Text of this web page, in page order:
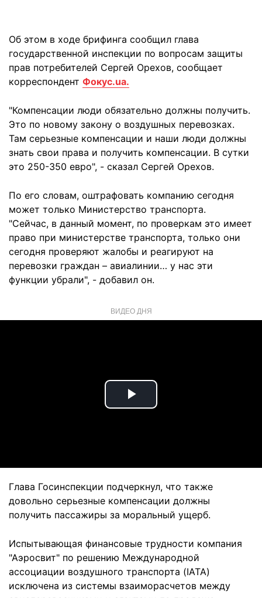
Об этом в ходе брифинга сообщил глава
государственной инспекции по вопросам защиты
прав потребителей Сергей Орехов, сообщает
корреспондент Фокус.ua.
"Компенсации люди обязательно должны получить.
Это по новому закону о воздушных перевозках.
Там серьезные компенсации и наши люди должны
знать свои права и получить компенсации. В сутки
это 250-350 евро", - сказал Сергей Орехов.
По его словам, оштрафовать компанию сегодня
может только Министерство транспорта.
"Сейчас, в данный момент, по проверкам это имеет
право при министерстве транспорта, только они
сегодня проверяют жалобы и реагируют на
перевозки граждан – авиалинии… у нас эти
функции убрали", - добавил он.
ВИДЕО ДНЯ
Play
Глава Госинспекции подчеркнул, что также
довольно серьезные компенсации должны
получить пассажиры за моральный ущерб.
Испытывающая финансовые трудности компания
"Аэросвит" по решению Международной
ассоциации воздушного транспорта (IATA)
исключена из системы взаиморасчетов между